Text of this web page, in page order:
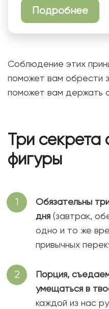
Подробнее
Соблюдение этих
поможет вам обрести
поможет вам держать
Три секрета
фигуры
Обязательны
дня (завтрак,
одно и то же
привычных
Порция,
умещаться в
каждой из нас